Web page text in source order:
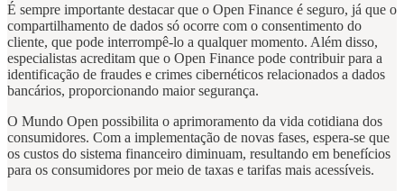
É sempre importante destacar que o Open Finance é seguro, já que o
compartilhamento de dados só ocorre com o consentimento do
cliente, que pode interrompê-lo a qualquer momento. Além disso,
especialistas acreditam que o Open Finance pode contribuir para a
identificação de fraudes e crimes cibernéticos relacionados a dados
bancários, proporcionando maior segurança.
O Mundo Open possibilita o aprimoramento da vida cotidiana dos
consumidores. Com a implementação de novas fases, espera-se que
os custos do sistema financeiro diminuam, resultando em benefícios
para os consumidores por meio de taxas e tarifas mais acessíveis.